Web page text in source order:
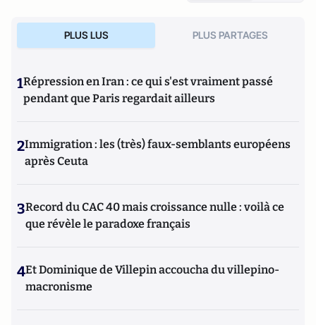
PLUS LUS PLUS PARTAGES
1Répression en Iran : ce qui s'est vraiment passé
pendant que Paris regardait ailleurs
2Immigration : les (très) faux-semblants européens
après Ceuta
3Record du CAC 40 mais croissance nulle : voilà ce
que révèle le paradoxe français
4Et Dominique de Villepin accoucha du villepino-
macronisme